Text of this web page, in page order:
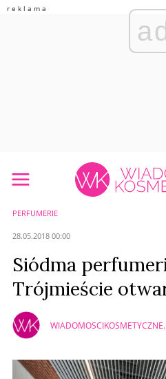
PERFUMERIE
28.05.2018 00:00
Siódma
Trójmieście